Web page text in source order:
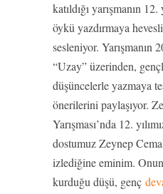
katıldığı yarışmanın
öykü yazdırmaya
sesleniyor. Yarışmanın
“Uzay” üzerinden,
düşüncelerle yazmaya
önerilerini paylaşıyor.
Yarışması’nda 12.
dostumuz Zeynep
izlediğine eminim.
kurduğu düşü, genç